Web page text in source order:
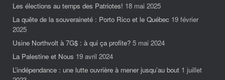
Les élections au temps des Patriotes! 18 mai 2025
La quête de la souveraineté : Porto Rico et le Québec 19 février
2025
Usine Northvolt à 7G$ : à qui ça profite? 5 mai 2024
La Palestine et Nous 19 avril 2024
L’indépendance : une lutte ouvrière à mener jusqu’au bout 1 juillet